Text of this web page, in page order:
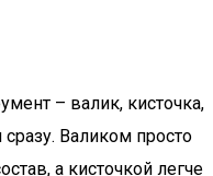
– валик, кисточка,
Валиком просто
а кисточкой легче